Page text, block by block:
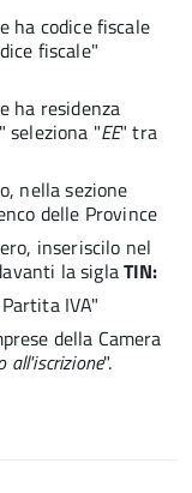
ha codice fiscale
fiscale"
ha residenza
seleziona "EE" tra
nella sezione
delle Province
inseriscilo nel
la siglaTIN:
IVA"
della Camera
all'iscrizione".